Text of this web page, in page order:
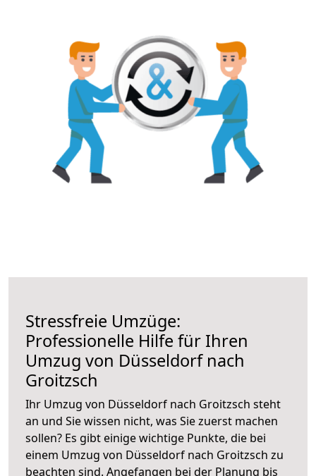
Stressfreie Umzüge:
Professionelle Hilfe für Ihren
Umzug von Düsseldorf nach
Groitzsch
Ihr Umzug von Düsseldorf nach Groitzsch steht
an und Sie wissen nicht, was Sie zuerst machen
sollen? Es gibt einige wichtige Punkte, die bei
einem Umzug von Düsseldorf nach Groitzsch zu
beachten sind. Angefangen bei der Planung bis